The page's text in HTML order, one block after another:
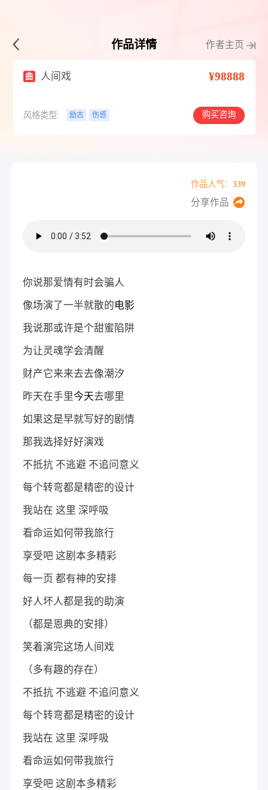
作品详情 作者主页
曲 人间戏 ¥98888
风格类型: 励志 伤感 购买咨询
作品人气：339
分享作品
你说那爱情有时会骗人
像场演了一半就散的电影
我说那或许是个甜蜜陷阱
为让灵魂学会清醒
财产它来来去去像潮汐
昨天在手里今天去哪里
如果这是早就写好的剧情
那我选择好好演戏
不抵抗 不逃避 不追问意义
每个转弯都是精密的设计
我站在 这里 深呼吸
看命运如何带我旅行
享受吧 这剧本多精彩
每一页 都有神的安排
好人坏人都是我的助演
（都是恩典的安排）
笑着演完这场人间戏
（多有趣的存在）
不抵抗 不逃避 不追问意义
每个转弯都是精密的设计
我站在 这里 深呼吸
看命运如何带我旅行
享受吧 这剧本多精彩